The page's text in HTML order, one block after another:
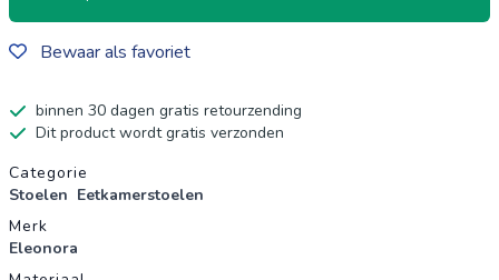
Bewaar als favoriet
binnen 30 dagen gratis retourzending
Dit product wordt gratis verzonden
Productgegevens
Categorie
Stoelen Eetkamerstoelen
Merk
Eleonora